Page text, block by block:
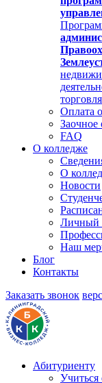
торговля
Оплата
Заочное
FAQ
О колледже
О
Новости
Личный
Наш
Блог
Контакты
Заказать звонок
Абитуриенту
Учиться